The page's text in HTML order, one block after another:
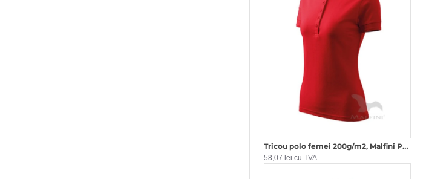
Tricou polo femei 200g/m2, Malfini Pique Polo 210, Rosu
58,07 lei cu TVA